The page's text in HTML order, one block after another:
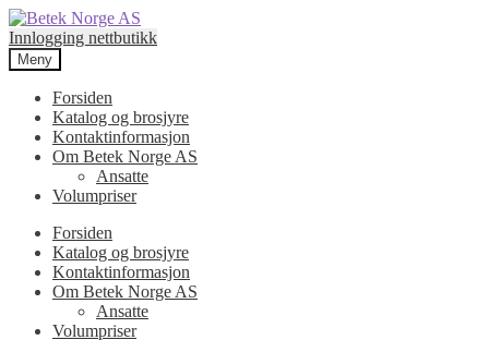
Hopp
til
navigasjon
Hopp
til
innhold
Innlogging nettbutikk
Meny
Forsiden
Katalog og brosjyre
Kontaktinformasjon
Om Betek Norge AS
Ansatte
Volumpriser
Forsiden
Katalog og brosjyre
Kontaktinformasjon
Om Betek Norge AS
Ansatte
Volumpriser